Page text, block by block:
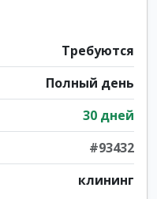
Требуются
Полный день
30 дней
#93432
клининг